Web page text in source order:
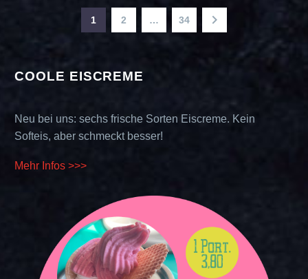
1 2 … 34
COOLE EISCREME
Neu bei uns: sechs frische Sorten Eiscreme. Kein
Softeis, aber schmeckt besser!
Mehr Infos >>>